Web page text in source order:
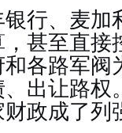
行、麦加
甚至直接
各路军阀
出让路权
政成了列